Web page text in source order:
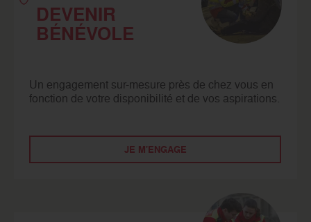
DEVENIR
BÉNÉVOLE
Un engagement sur-mesure près de chez vous en
fonction de votre disponibilité et de vos aspirations.
JE M'ENGAGE